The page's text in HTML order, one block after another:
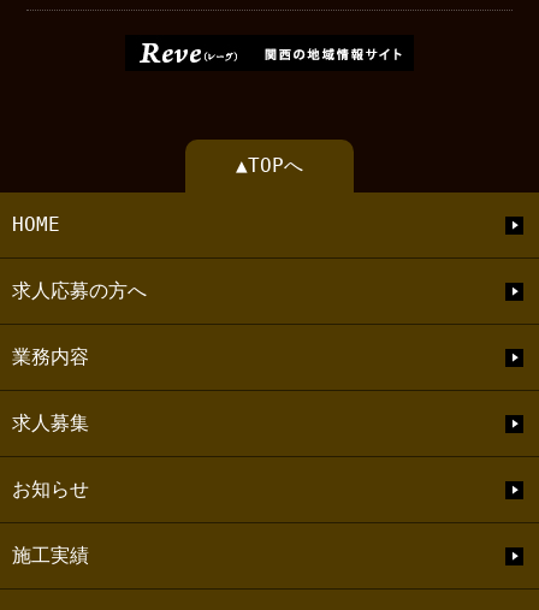
▲TOPへ
HOME
求人応募の方へ
業務内容
求人募集
お知らせ
施工実績